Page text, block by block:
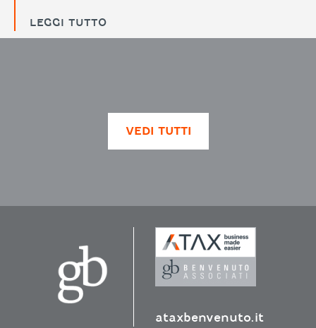
LEGGI TUTTO
VEDI TUTTI
ataxbenvenuto.it